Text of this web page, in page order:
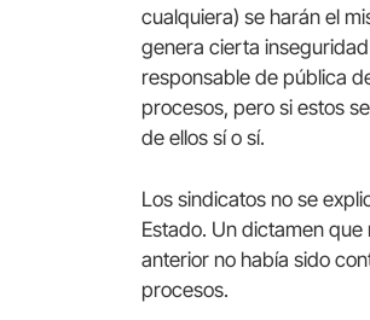
cualquiera) se harán el
genera cierta
responsable de pública
procesos, pero si estos
de ellos sí o sí.
Los sindicatos no se
Estado. Un dictamen
anterior no había sido
procesos.